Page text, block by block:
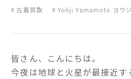
古着買取 Yohji Yamamoto ヨウ
皆さん、こんにちは。
今夜は地球と火星が最接近す